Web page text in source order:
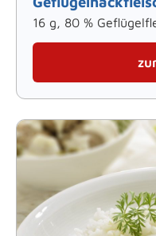
16 g, 80 %